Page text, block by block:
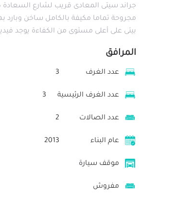
جراند سيتى المعادى قريب لشارع السعادة
بيتى على أعلى مستوى من الكفاءة يوجد فيديو واتساب
المرافق
عدد الغرف 3
عدد الغرف الرئيسية 3
عدد الصالات 2
عام البناء 2013
موقف سيارة
مفروش